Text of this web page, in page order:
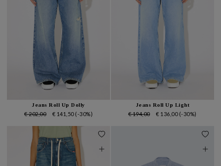
Jeans Roll Up Dolly
€ 202,00 € 141,50 (-30%)
Jeans Roll Up Light
€ 194,00 € 136,00 (-30%)